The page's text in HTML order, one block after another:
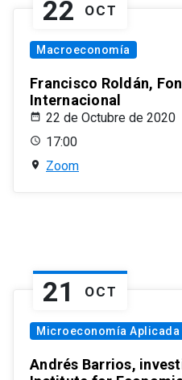
22 OCT
Macroeconomía
Francisco Roldán,
Internacional
22 de Octubre de 2020
17:00
Zoom
21 OCT
Microeconomía Aplicada
Andrés Barrios,